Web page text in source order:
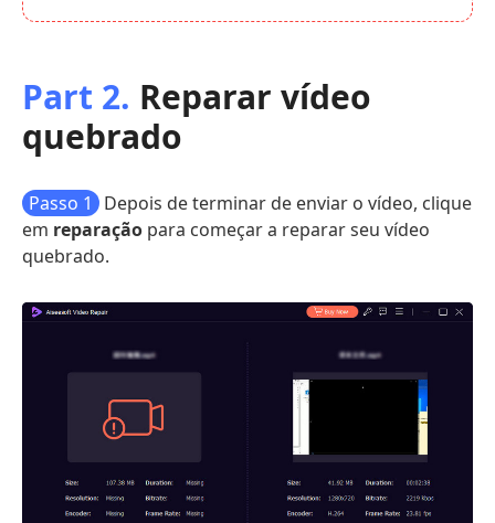
Part 2. Reparar vídeo
quebrado
Passo 1
Depois de terminar de enviar o vídeo, clique
em reparação para começar a reparar seu vídeo
quebrado.